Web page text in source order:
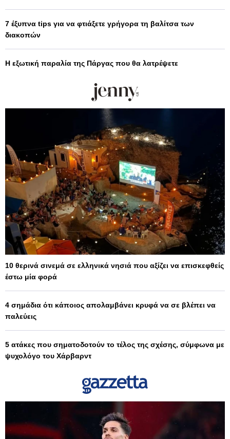
7 έξυπνα tips για να φτιάξετε γρήγορα τη βαλίτσα των
διακοπών
Η εξωτική παραλία της Πάργας που θα λατρέψετε
10 θερινά σινεμά σε ελληνικά νησιά που αξίζει να επισκεφθείς
έστω μία φορά
4 σημάδια ότι κάποιος απολαμβάνει κρυφά να σε βλέπει να
παλεύεις
5 ατάκες που σηματοδοτούν το τέλος της σχέσης, σύμφωνα με
ψυχολόγο του Χάρβαρντ